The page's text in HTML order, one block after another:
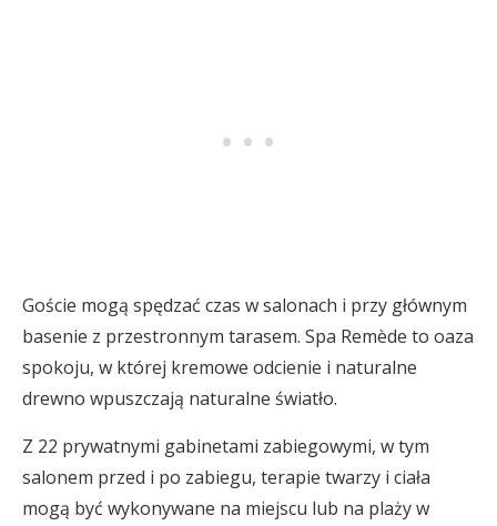
Goście mogą spędzać czas w salonach i przy głównym
basenie z przestronnym tarasem. Spa Remède to oaza
spokoju, w której kremowe odcienie i naturalne
drewno wpuszczają naturalne światło.
Z 22 prywatnymi gabinetami zabiegowymi, w tym
salonem przed i po zabiegu, terapie twarzy i ciała
mogą być wykonywane na miejscu lub na plaży w